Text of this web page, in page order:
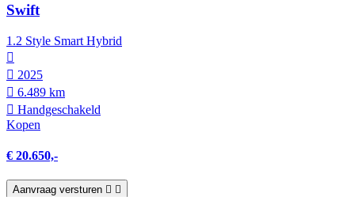
Swift
1.2 Style Smart Hybrid
2025
6.489 km
Hand­geschakeld
Kopen
€ 20.650,-
Aanvraag versturen